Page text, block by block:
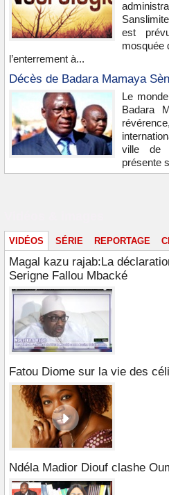
est
mosquée
l’enterrement à...
Décès de Badara Mamaya
Le
Badara
ville de
présente
VIDÉOS SÉRIE REPORTAGE
Magal kazu rajab:La
Serigne Fallou Mbacké
Fatou Diome sur la vie des
Ndéla Madior Diouf clashe